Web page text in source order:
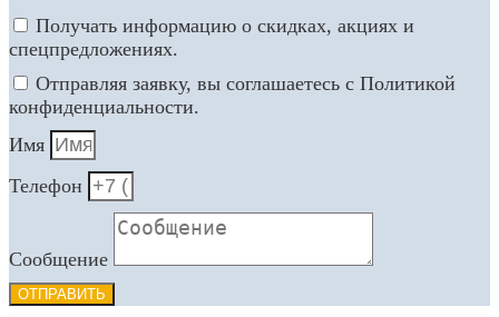
Получать информацию о скидках, акциях и
спецпредложениях.
Отправляя заявку, вы соглашаетесь с Политикой
конфиденциальности.
Имя
Телефон
Сообщение
ОТПРАВИТЬ